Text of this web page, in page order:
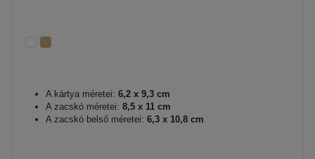
A kártya méretei: 6,2 x 9,3 cm
A zacskó méretei: 8,5 x 11 cm
A zacskó belső méretei: 6,3 x 10,8 cm